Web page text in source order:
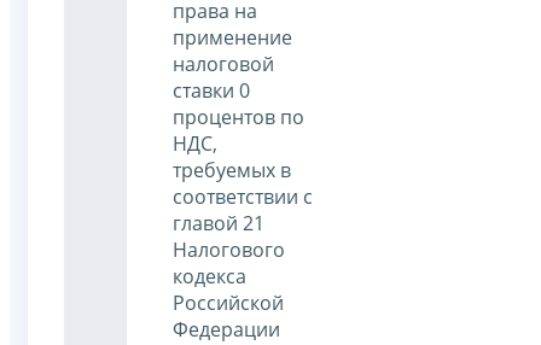
права на
применение
налоговой
ставки 0
процентов по
НДС,
требуемых в
соответствии с
главой 21
Налогового
кодекса
Российской
Федерации